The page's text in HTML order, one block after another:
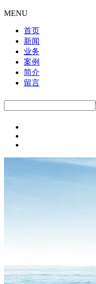
MENU
首页
新闻
业务
案例
简介
留言